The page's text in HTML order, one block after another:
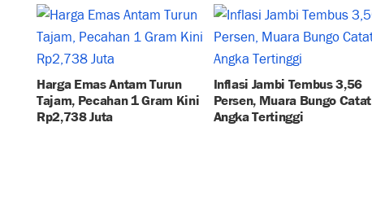
Harga Emas Antam Turun
Tajam, Pecahan 1 Gram Kini
Rp2,738 Juta
Inflasi Jambi Tembus 3,56
Persen, Muara Bungo Catat
Angka Tertinggi